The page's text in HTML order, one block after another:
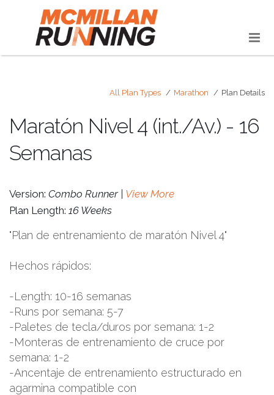
All Plan Types Marathon Plan Details
Maratón Nivel 4 (int./Av.) - 16
Semanas
Version: Combo Runner | View More
Plan Length: 16 Weeks
"Plan de entrenamiento de maratón Nivel 4"
Hechos rápidos:
-Length: 10-16 semanas
-Runs por semana: 5-7
-Paletes de tecla/duros por semana: 1-2
-Monteras de entrenamiento de cruce por
semana: 1-2
-Ancentaje de entrenamiento estructurado en
agarmina compatible con